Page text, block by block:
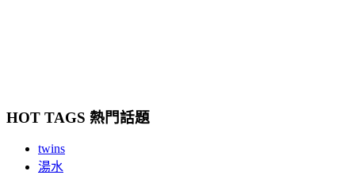
HOT TAGS 熱門話題
twins
湯水